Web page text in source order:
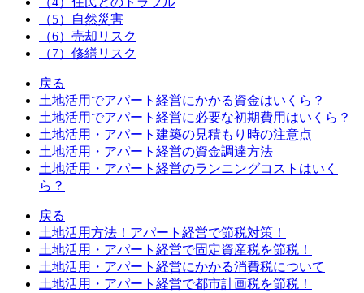
（5）自然災害
（6）売却リスク
（7）修繕リスク
戻る
土地活用でアパート経営にかかる資金はいくら？
土地活用でアパート経営に必要な初期費用はいくら？
土地活用・アパート建築の見積もり時の注意点
土地活用・アパート経営の資金調達方法
土地活用・アパート経営のランニングコストはいく
ら？
戻る
土地活用方法！アパート経営で節税対策！
土地活用・アパート経営で固定資産税を節税！
土地活用・アパート経営にかかる消費税について
土地活用・アパート経営で都市計画税を節税！